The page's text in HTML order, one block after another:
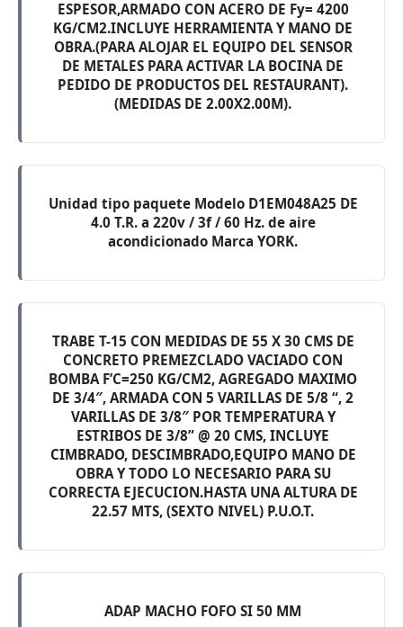
ESPESOR,ARMADO CON ACERO DE Fy= 4200
KG/CM2.INCLUYE HERRAMIENTA Y MANO DE
OBRA.(PARA ALOJAR EL EQUIPO DEL SENSOR
DE METALES PARA ACTIVAR LA BOCINA DE
PEDIDO DE PRODUCTOS DEL RESTAURANT).
(MEDIDAS DE 2.00X2.00M).
Unidad tipo paquete Modelo D1EM048A25 DE
4.0 T.R. a 220v / 3f / 60 Hz. de aire
acondicionado Marca YORK.
TRABE T-15 CON MEDIDAS DE 55 X 30 CMS DE
CONCRETO PREMEZCLADO VACIADO CON
BOMBA F’C=250 KG/CM2, AGREGADO MAXIMO
DE 3/4″, ARMADA CON 5 VARILLAS DE 5/8 “, 2
VARILLAS DE 3/8″ POR TEMPERATURA Y
ESTRIBOS DE 3/8” @ 20 CMS, INCLUYE
CIMBRADO, DESCIMBRADO,EQUIPO MANO DE
OBRA Y TODO LO NECESARIO PARA SU
CORRECTA EJECUCION.HASTA UNA ALTURA DE
22.57 MTS, (SEXTO NIVEL) P.U.O.T.
ADAP MACHO FOFO SI 50 MM